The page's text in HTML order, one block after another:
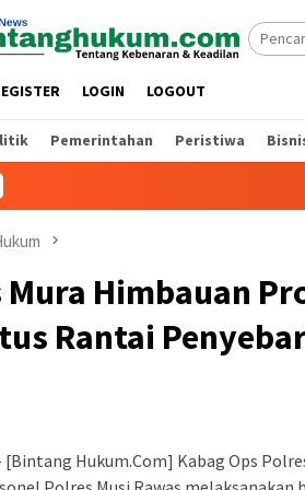
LOGIN LOGOUT
Pemerintahan Peristiwa
Mura Himbauan
Rantai
[Bintang Hukum.Com] Kabag Ops